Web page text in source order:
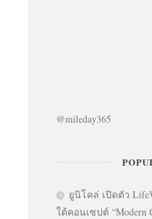
@mileday365
ยูนิโคล่ เปิดตัว
ใต้คอนเซปต์ “Modern